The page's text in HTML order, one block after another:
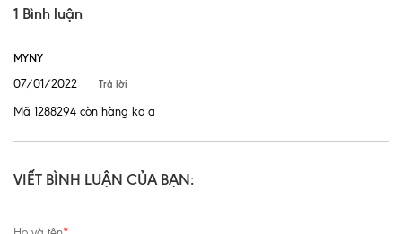
1 Bình luận
MYNY
07/01/2022
Trả lời
Mã 1288294 còn hàng ko ạ
VIẾT BÌNH LUẬN CỦA BẠN: